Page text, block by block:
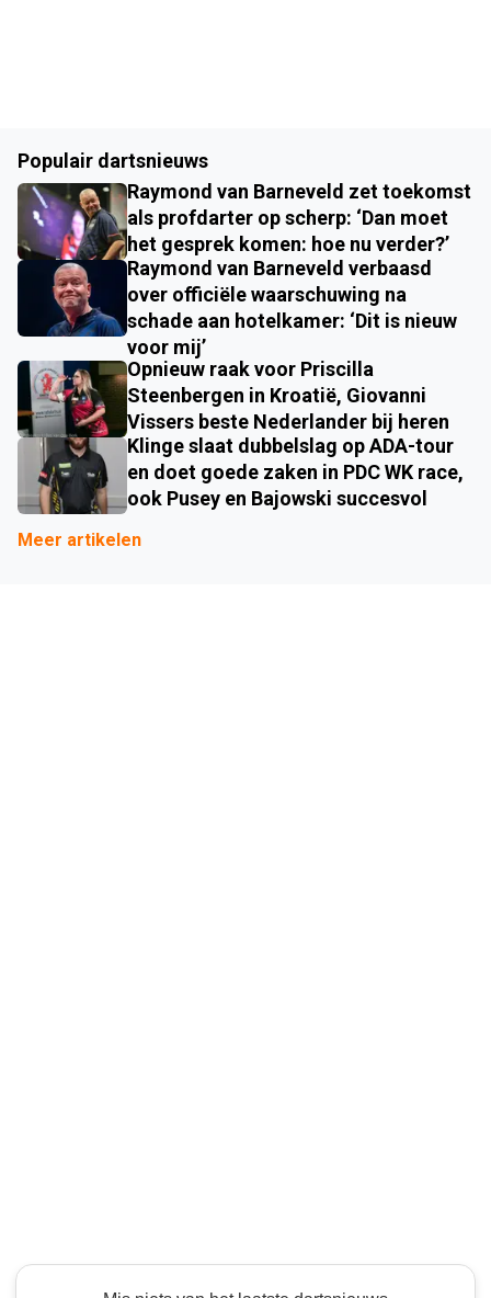
Populair dartsnieuws
Raymond van Barneveld zet toekomst
als profdarter op scherp: ‘Dan moet
het gesprek komen: hoe nu verder?’
Raymond van Barneveld verbaasd
over officiële waarschuwing na
schade aan hotelkamer: ‘Dit is nieuw
voor mij’
Opnieuw raak voor Priscilla
Steenbergen in Kroatië, Giovanni
Vissers beste Nederlander bij heren
Klinge slaat dubbelslag op ADA-tour
en doet goede zaken in PDC WK race,
ook Pusey en Bajowski succesvol
Meer artikelen